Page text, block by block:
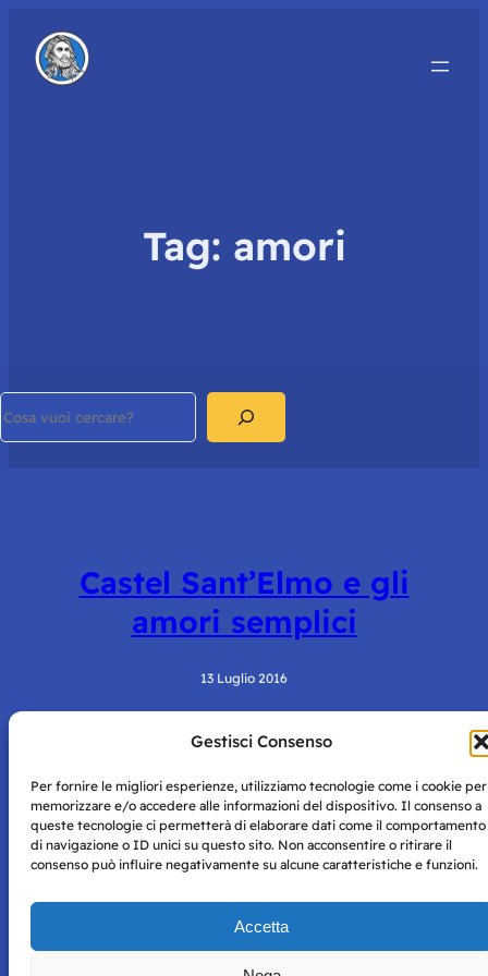
Gestisci Consenso
Per fornire le migliori esperienze, utilizziamo tecnologie come i cookie per
memorizzare e/o accedere alle informazioni del dispositivo. Il consenso a
queste tecnologie ci permetterà di elaborare dati come il comportamento
di navigazione o ID unici su questo sito. Non acconsentire o ritirare il
consenso può influire negativamente su alcune caratteristiche e funzioni.
Accetta
Tag: amori
Castel Sant’Elmo e gli
amori semplici
13 Luglio 2016
Napoli con autorizzazione numero 38 del 25/9/2019.
Tutte le immagini e i contenuti su questo sito sono forniti